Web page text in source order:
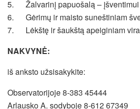
5. Žalvarinį papuošalą – įšventimui
6. Gėrimų ir maisto suneštiniam
7. Lėkštę ir šaukštą apeiginiam
NAKVYNĖ:
iš anksto užsisakykite:
Observatorijoje 8-383 45444
Arlausko A. sodyboje 8-612 67349